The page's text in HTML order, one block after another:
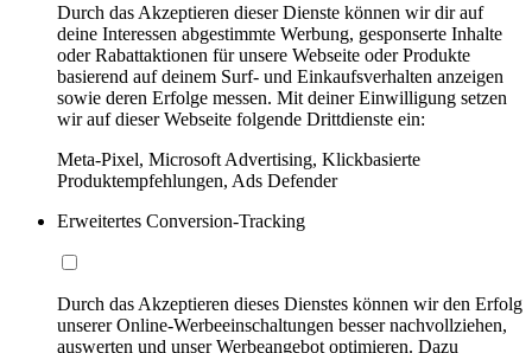
Durch das Akzeptieren dieser Dienste können wir dir auf
deine Interessen abgestimmte Werbung, gesponserte Inhalte
oder Rabattaktionen für unsere Webseite oder Produkte
basierend auf deinem Surf- und Einkaufsverhalten anzeigen
sowie deren Erfolge messen. Mit deiner Einwilligung setzen
wir auf dieser Webseite folgende Drittdienste ein:
Meta-Pixel, Microsoft Advertising, Klickbasierte
Produktempfehlungen, Ads Defender
Erweitertes Conversion-Tracking
Durch das Akzeptieren dieses Dienstes können wir den Erfolg
unserer Online-Werbeeinschaltungen besser nachvollziehen,
auswerten und unser Werbeangebot optimieren. Dazu